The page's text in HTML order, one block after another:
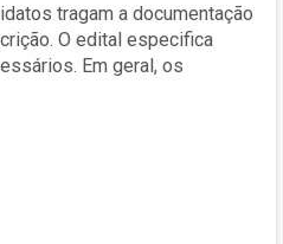
tragam a documentação
O edital especifica
Em geral, os